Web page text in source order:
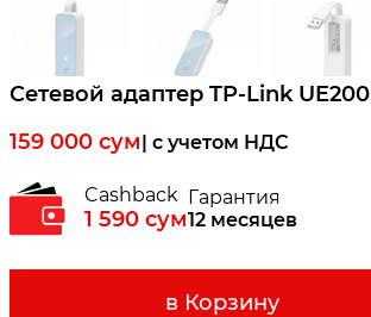
Сетевой адаптер TP-Link UE200
159 000 сум| c учетом НДС
Cashback
1 590 сум
Гарантия
12 месяцев
в Корзину